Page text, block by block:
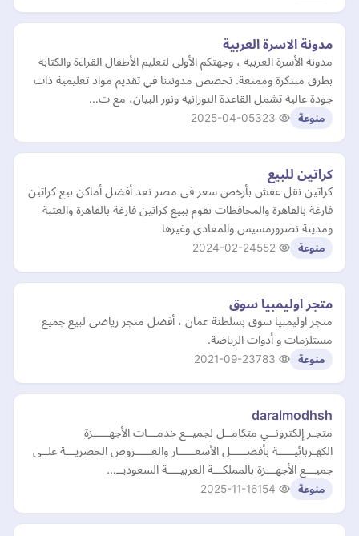
مدونة الاسرة العربية
مدونة الأسرة العربية ، وجهتكم الأولى لتعليم الأطفال القراءة والكتابة
بطرق مبتكرة وممتعة. تخصص مدونتنا في تقديم مواد تعليمية ذات
جودة عالية تشمل القاعدة النورانية ونور البيان، مع ت…
منوعة 2025-04-05
كراتين للبيع
كراتين نقل عفش بأرخص سعر فى مصر نعد أفضل أماكن بيع كراتين
فارغة بالقاهرة والمحافظات نقوم ببيع كراتين فارغة بالقاهرة والعتبة
ومدينة نصرورمسيس والمعادي وغيرها
منوعة 2024-02-24
متجر اوليمبيا سوق
متجر اوليمبيا سوق بسلطنة عمان ، أفضل متجر رياضى لبيع جميع
مستلزمات و أدوات الرياضة.
منوعة 2021-09-23
daralmodhsh
متجـر إلكترونــي متكامــل لجميــع خدمـــات الأجهـــــزة
الكهـربائيـــــة بأفضـــــل الأسعـــــار والعـــــروض الحصريـــة علــى
جميـــع الأجهـــزة بالمملكـــة العربيــــة السعوديــ…
منوعة 2025-11-16